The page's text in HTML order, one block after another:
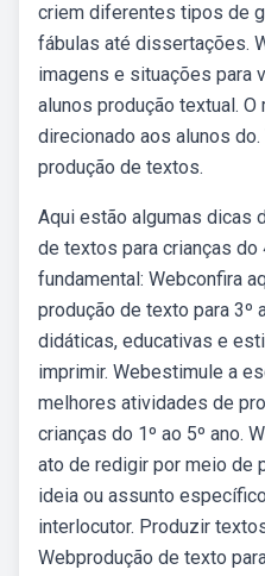
criem diferentes tipos de
fábulas até dissertações.
imagens e situações para
alunos produção textual.
direcionado aos alunos
produção de textos.
Aqui estão algumas dicas
de textos para crianças do
fundamental: Webconfira
produção de texto para 3º
didáticas, educativas e
imprimir. Webestimule a
melhores atividades de
crianças do 1º ao 5º ano.
ato de redigir por meio de
ideia ou assunto
interlocutor. Produzir
Webprodução de texto